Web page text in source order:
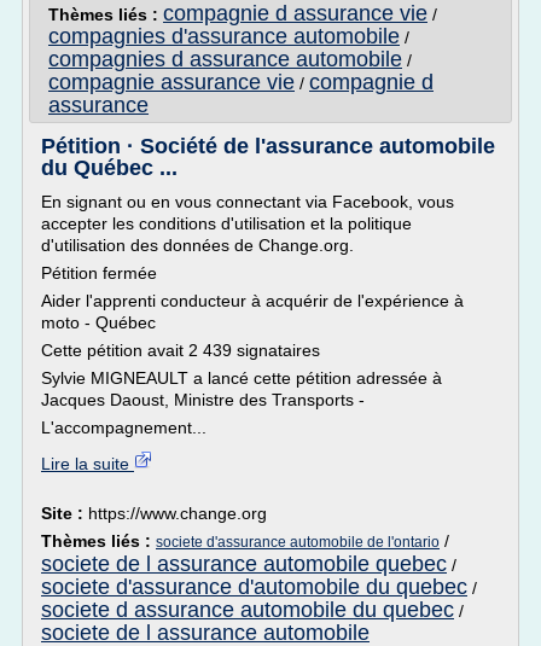
Thèmes liés : compagnie d assurance vie /
compagnies d'assurance automobile /
compagnies d assurance automobile /
compagnie assurance vie / compagnie d
assurance
Pétition · Société de l'assurance automobile
du Québec ...
En signant ou en vous connectant via Facebook, vous
accepter les conditions d'utilisation et la politique
d'utilisation des données de Change.org.
Pétition fermée
Aider l'apprenti conducteur à acquérir de l'expérience à
moto - Québec
Cette pétition avait 2 439 signataires
Sylvie MIGNEAULT a lancé cette pétition adressée à
Jacques Daoust, Ministre des Transports -
L'accompagnement...
Lire la suite
Site : https://www.change.org
Thèmes liés : societe d'assurance automobile de l'ontario /
societe de l assurance automobile quebec /
societe d'assurance d'automobile du quebec /
societe d assurance automobile du quebec /
societe de l assurance automobile